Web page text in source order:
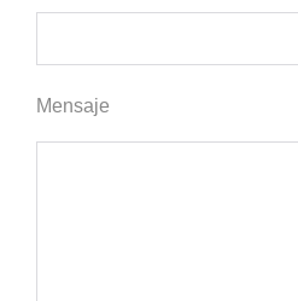
Mensaje